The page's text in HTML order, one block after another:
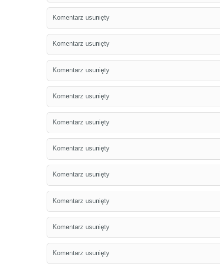
Komentarz usunięty
Komentarz usunięty
Komentarz usunięty
Komentarz usunięty
Komentarz usunięty
Komentarz usunięty
Komentarz usunięty
Komentarz usunięty
Komentarz usunięty
Komentarz usunięty